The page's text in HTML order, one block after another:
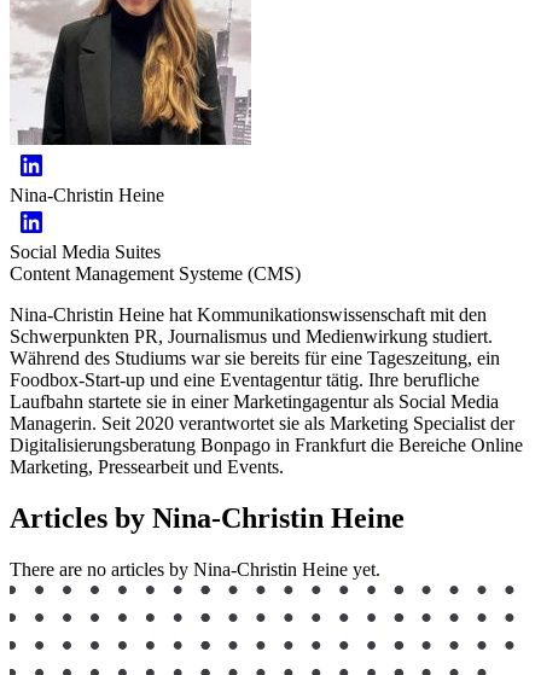
Nina-Christin Heine
Social Media Suites
Content Management Systeme (CMS)
Nina-Christin Heine hat Kommunikationswissenschaft mit den
Schwerpunkten PR, Journalismus und Medienwirkung studiert.
Während des Studiums war sie bereits für eine Tageszeitung, ein
Foodbox-Start-up und eine Eventagentur tätig. Ihre berufliche
Laufbahn startete sie in einer Marketingagentur als Social Media
Managerin. Seit 2020 verantwortet sie als Marketing Specialist der
Digitalisierungsberatung Bonpago in Frankfurt die Bereiche Online
Marketing, Pressearbeit und Events.
Articles by Nina-Christin Heine
There are no articles by Nina-Christin Heine yet.